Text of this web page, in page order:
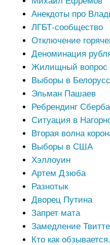
Анекдоты про
ЛГБТ-сообщество
Отключение
Деноминация
Жилищный вопрос
Выборы в
Эльман Пашаев
Ребрендинг
Ситуация в
Вторая волна
Выборы в США
Хэллоуин
Артем Дзюба
Разнотык
Дворец Путина
Запрет мата
Замедление
Кто как